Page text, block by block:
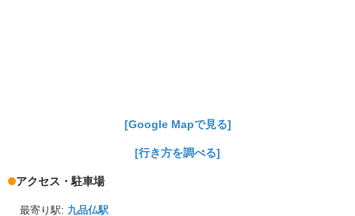
[Google Mapで見る]
[行き方を調べる]
アクセス・駐車場
最寄り駅: 九品仏駅